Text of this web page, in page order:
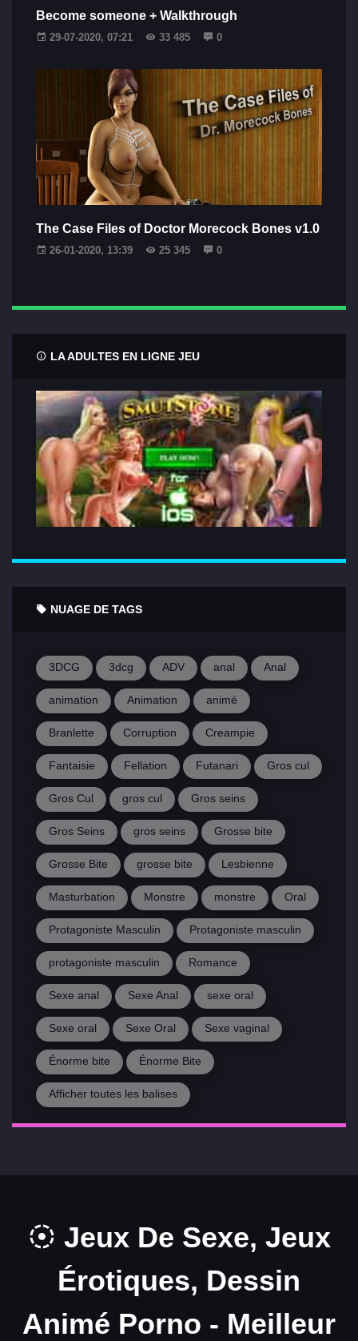
Become someone + Walkthrough
29-07-2020, 07:21 33 485 0
The Case Files of Doctor Morecock Bones v1.0
26-01-2020, 13:39 25 345 0
LA ADULTES EN LIGNE JEU
NUAGE DE TAGS
3DCG 3dcg ADV anal Anal
animation Animation animé
Branlette Corruption Creampie
Fantaisie Fellation Futanari Gros cul
Gros Cul gros cul Gros seins
Gros Seins gros seins Grosse bite
Grosse Bite grosse bite Lesbienne
Masturbation Monstre monstre Oral
Protagoniste Masculin Protagoniste masculin
protagoniste masculin Romance
Sexe anal Sexe Anal sexe oral
Sexe oral Sexe Oral Sexe vaginal
Énorme bite Énorme Bite
Afficher toutes les balises
Jeux De Sexe, Jeux
Érotiques, Dessin
Animé Porno - Meilleur